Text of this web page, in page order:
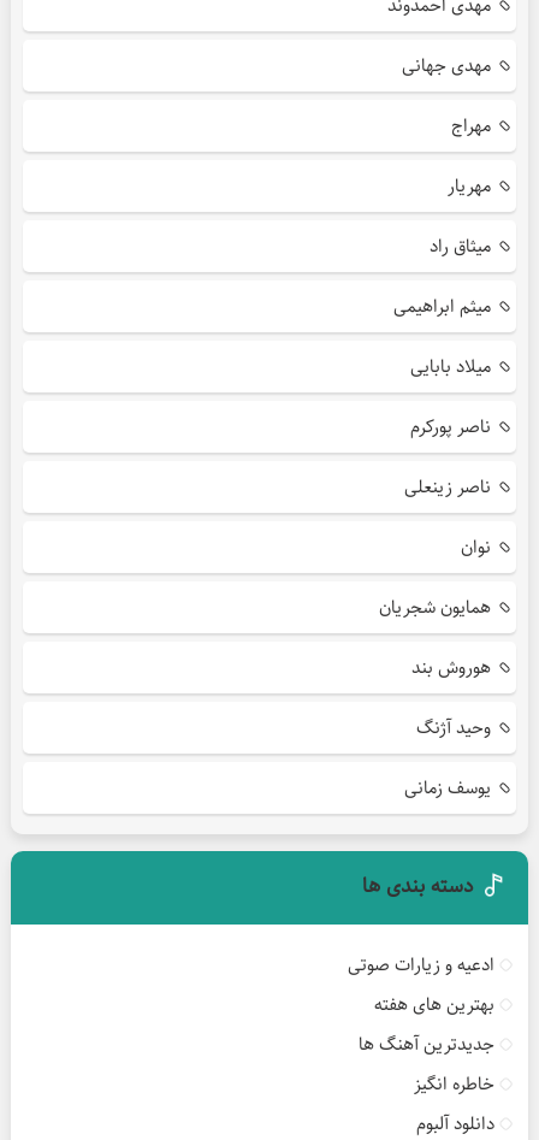
مهدی احمدوند
مهدی جهانی
مهراج
مهریار
میثاق راد
میثم ابراهیمی
میلاد بابایی
ناصر پورکرم
ناصر زینعلی
نوان
همایون شجریان
هوروش بند
وحید آژنگ
یوسف زمانی
دسته بندی ها
ادعیه و زیارات صوتی
بهترین های هفته
جدیدترین آهنگ ها
خاطره انگیز
دانلود آلبوم